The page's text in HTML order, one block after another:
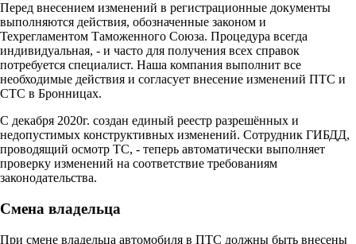
Перед внесением изменений в регистрационные документы
выполняются действия, обозначенные законом и
Техрегламентом Таможенного Союза. Процедура всегда
индивидуальная, - и часто для получения всех справок
потребуется специалист. Наша компания выполнит все
необходимые действия и согласует внесение изменений ПТС и
СТС в Бронницах.
С декабря 2020г. создан единый реестр разрешённых и
недопустимых конструктивных изменений. Сотрудник ГИБДД,
проводящий осмотр ТС, - теперь автоматически выполняет
проверку изменений на соответствие требованиям
законодательства.
Смена владельца
При смене владельца автомобиля в ПТС должны быть внесены